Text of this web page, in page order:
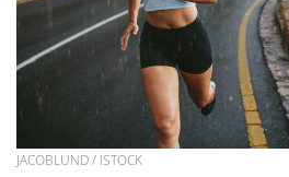
JACOBLUND / ISTOCK